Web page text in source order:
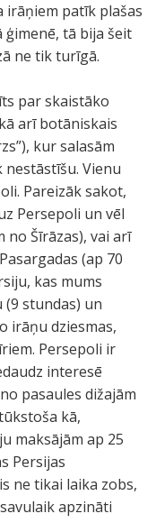
irāņiem patīk plašas
tā bija šeit
ne tik turīgā.
par skaistāko
arī botāniskais
kur salasām
Vienu
Pareizāk sakot,
Persepoli un vēl
no Šīrāzas), vai arī
(ap 70
kas mums
stundas) un
irāņu dziesmas,
Persepoli ir
interesē
pasaules dižajām
kā,
maksājām ap 25
Persijas
ne tikai laika zobs,
apzināti